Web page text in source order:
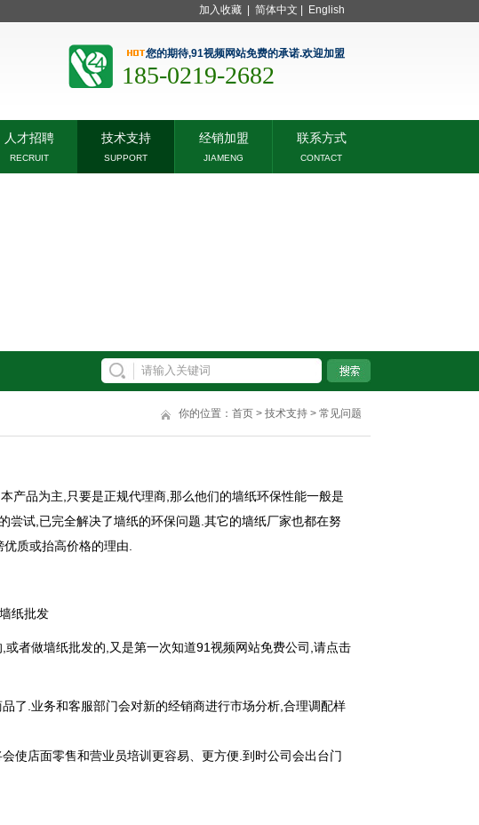
加入收藏 简体中文 English
您的期待,91视频网站免费的承诺.欢迎加盟
185-0219-2682
人才招聘
RECRUIT
技术支持
SUPPORT
经销加盟
JIAMENG
联系方式
CONTACT
你的位置： 首页 > 技术支持 > 常见问题
品为主,只要是正规代理商,那么他们的墙纸环保性能一般是
年的尝试,已完全解决了墙纸的环保问题.其它的墙纸厂家也都在努
质或抬高价格的理由.
纸批发
者做墙纸批发的,又是第一次知道91视频网站免费公司,请点击
.业务和客服部门会对新的经销商进行市场分析,合理调配样
面零售和营业员培训更容易、更方便.到时公司会出台门